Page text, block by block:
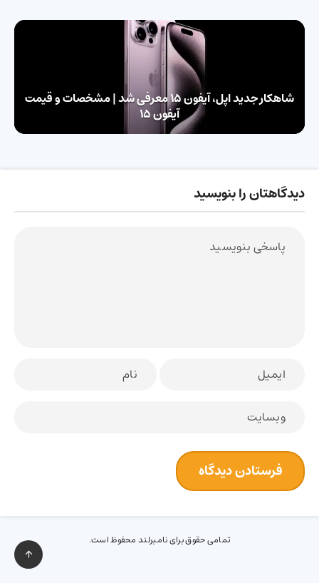
شاهکار جدید اپل، آیفون 15 معرفی شد | مشخصات و قیمت
آیفون 15
دیدگاهتان را بنویسید
تمامی حقوق برای نامبرلند محفوظ است.